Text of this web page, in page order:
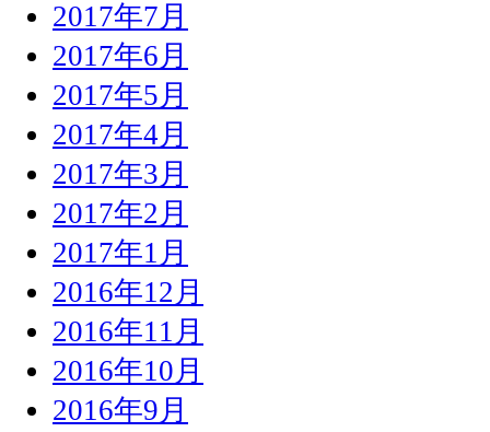
2017年7月
2017年6月
2017年5月
2017年4月
2017年3月
2017年2月
2017年1月
2016年12月
2016年11月
2016年10月
2016年9月